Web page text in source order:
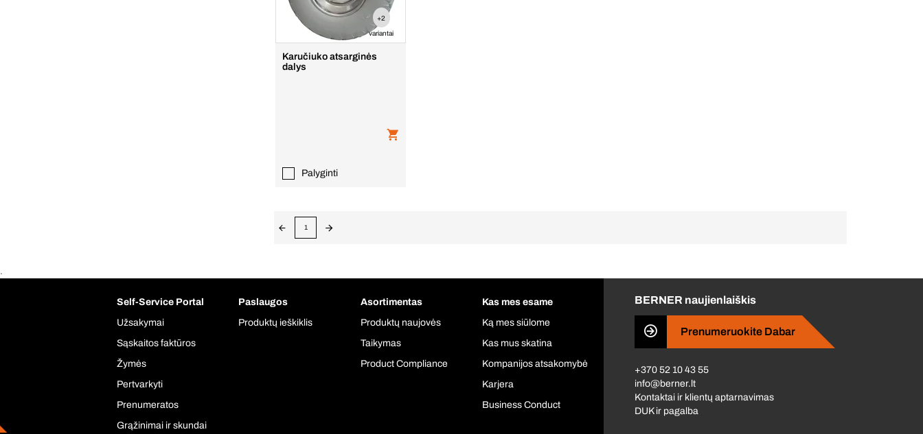
+2
variantai
Karučiuko atsarginės
dalys
Palyginti
1
.
Self-Service Portal
Užsakymai
Sąskaitos faktūros
Žymės
Pertvarkyti
Prenumeratos
Grąžinimai ir skundai
Paslaugos
Produktų ieškiklis
Asortimentas
Produktų naujovės
Taikymas
Product Compliance
Kas mes esame
Ką mes siūlome
Kas mus skatina
Kompanijos atsakomybė
Karjera
Business Conduct
BERNER naujienlaiškis
Prenumeruokite Dabar
+370 52 10 43 55
info@berner.lt
Kontaktai ir klientų aptarnavimas
DUK ir pagalba